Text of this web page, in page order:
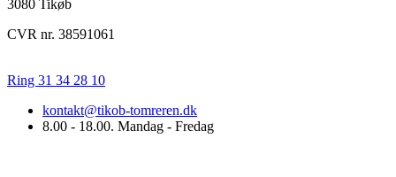
3080 Tikøb
CVR nr. 38591061
Ring 31 34 28 10
kontakt@tikob-tomreren.dk
8.00 - 18.00. Mandag - Fredag